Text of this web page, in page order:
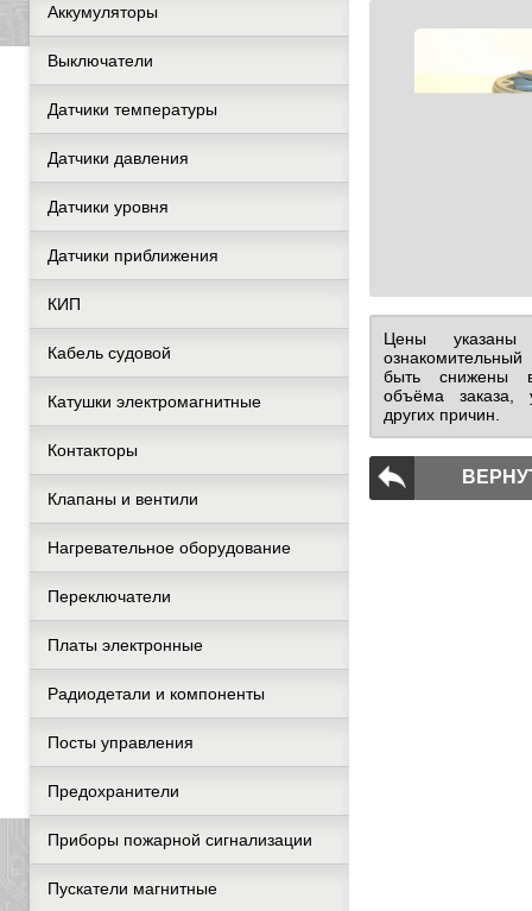
Аккумуляторы
Выключатели
Датчики температуры
Датчики давления
Датчики уровня
Датчики приближения
КИП
Кабель судовой
Катушки электромагнитные
Контакторы
Клапаны и вентили
Нагревательное оборудование
Переключатели
Платы электронные
Радиодетали и компоненты
Посты управления
Предохранители
Приборы пожарной сигнализации
Пускатели магнитные
Цены
быть снижены
объёма заказа,
других причин.